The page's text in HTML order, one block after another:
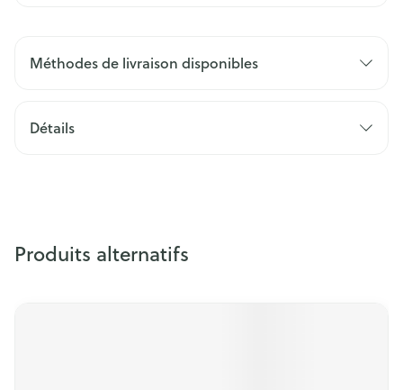
Méthodes de livraison disponibles
Détails
Produits alternatifs